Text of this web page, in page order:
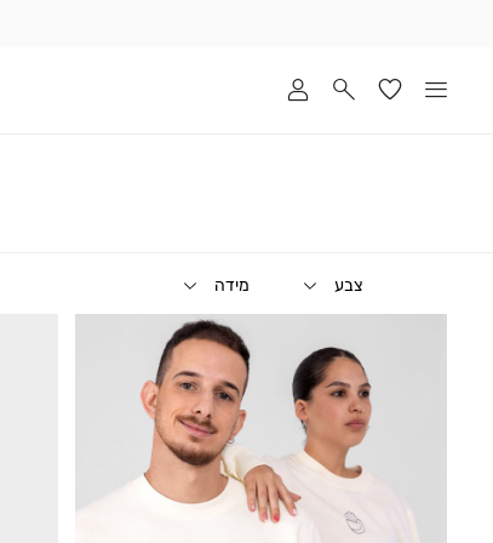
צבע מידה